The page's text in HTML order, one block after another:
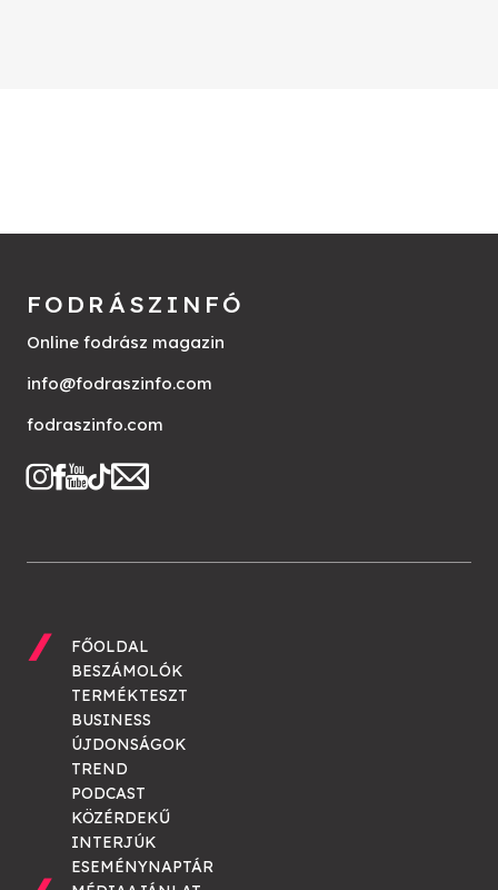
FODRÁSZINFÓ
Online fodrász magazin
info@fodraszinfo.com
fodraszinfo.com
FŐOLDAL
BESZÁMOLÓK
TERMÉKTESZT
BUSINESS
ÚJDONSÁGOK
TREND
PODCAST
KÖZÉRDEKŰ
INTERJÚK
ESEMÉNYNAPTÁR